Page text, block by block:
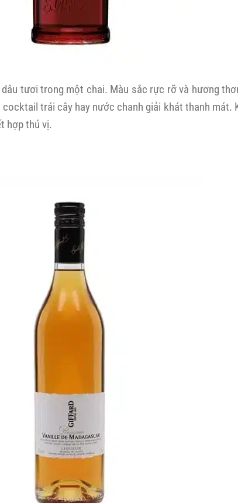
tươi trong một chai. Màu sắc rực rỡ và hương
trái cây hay nước chanh giải khát thanh mát.
hợp thú vị.